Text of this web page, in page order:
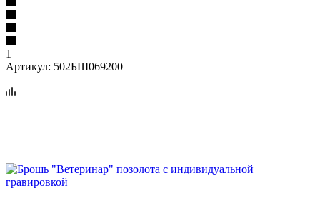
1
Артикул: 502БШ069200